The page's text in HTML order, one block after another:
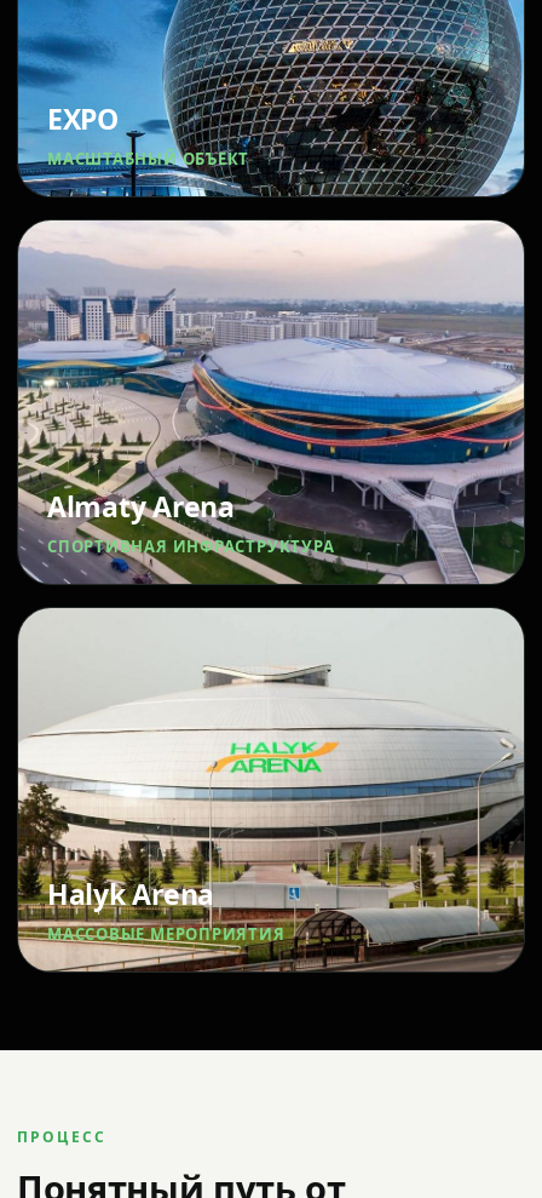
EXPO
МАСШТАБНЫЙ ОБЪЕКТ
Almaty Arena
СПОРТИВНАЯ ИНФРАСТРУКТУРА
Halyk Arena
МАССОВЫЕ МЕРОПРИЯТИЯ
ПРОЦЕСС
Понятный путь от